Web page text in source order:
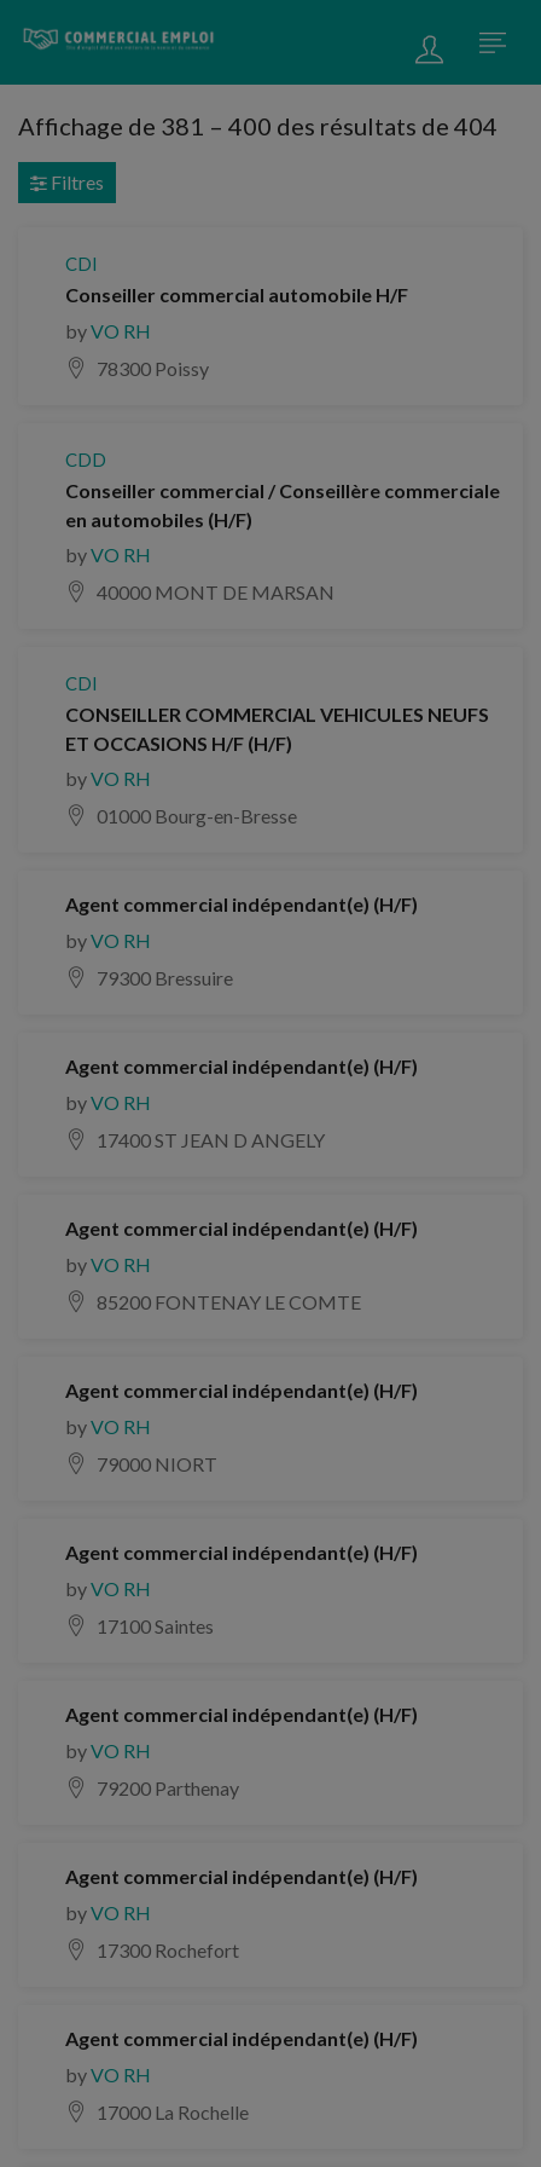
Affichage de 381 – 400 des résultats de 404
Filtres
CDI
Conseiller commercial automobile H/F
byVO RH
78300 Poissy
CDD
Conseiller commercial / Conseillère commerciale
en automobiles (H/F)
byVO RH
40000 MONT DE MARSAN
CDI
CONSEILLER COMMERCIAL VEHICULES NEUFS
ET OCCASIONS H/F (H/F)
byVO RH
01000 Bourg-en-Bresse
Agent commercial indépendant(e) (H/F)
byVO RH
79300 Bressuire
Agent commercial indépendant(e) (H/F)
byVO RH
17400 ST JEAN D ANGELY
Agent commercial indépendant(e) (H/F)
byVO RH
85200 FONTENAY LE COMTE
Agent commercial indépendant(e) (H/F)
byVO RH
79000 NIORT
Agent commercial indépendant(e) (H/F)
byVO RH
17100 Saintes
Agent commercial indépendant(e) (H/F)
byVO RH
79200 Parthenay
Agent commercial indépendant(e) (H/F)
byVO RH
17300 Rochefort
Agent commercial indépendant(e) (H/F)
byVO RH
17000 La Rochelle